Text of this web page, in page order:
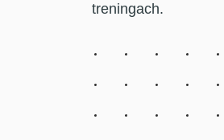
treningach.